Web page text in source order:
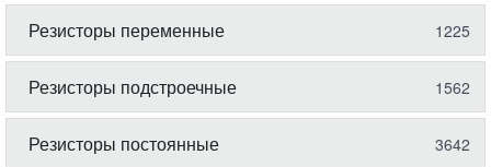
Резисторы переменные 1225
Резисторы подстроечные 1562
Резисторы постоянные 3642